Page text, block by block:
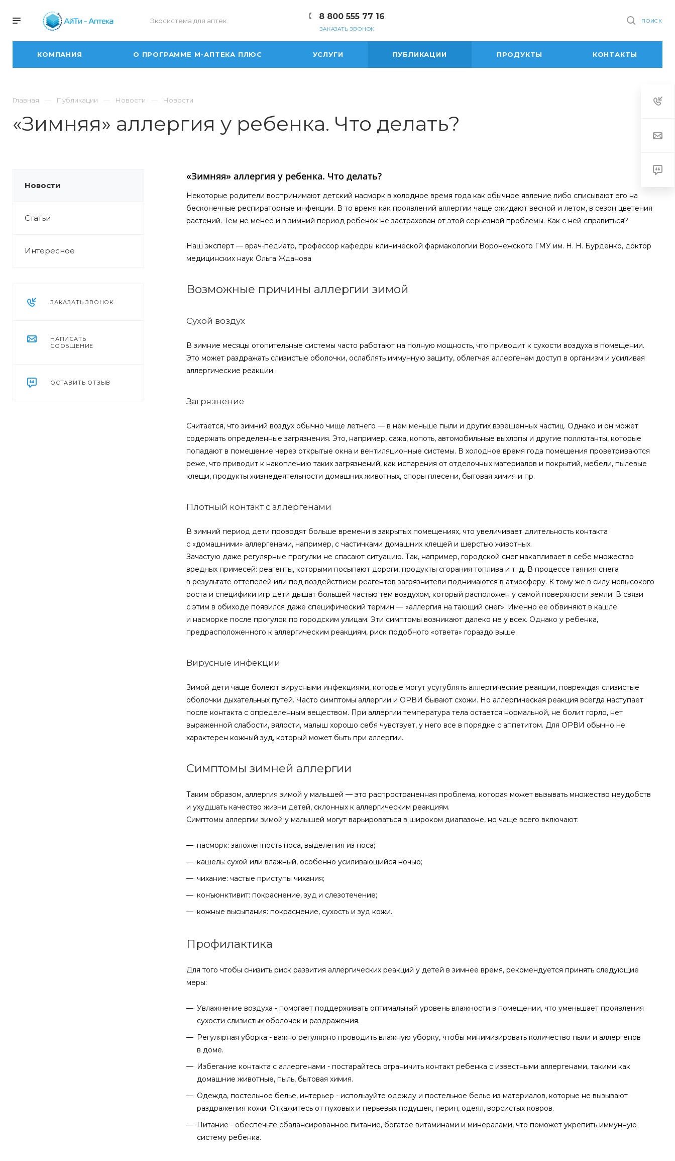
Экосистема для аптек 8 800 555 77 16
ЗАКАЗАТЬ ЗВОНОК
ПОИСК
КОМПАНИЯ О ПРОГРАММЕ М-АПТЕКА ПЛЮС УСЛУГИ ПУБЛИКАЦИИ ПРОДУКТЫ КОНТАКТЫ
Главная Публикации Новости Новости
«Зимняя» аллергия у ребенка. Что делать?
Новости
Статьи
Интересное
ЗАКАЗАТЬ ЗВОНОК
НАПИСАТЬ
СООБЩЕНИЕ
ОСТАВИТЬ ОТЗЫВ
«Зимняя» аллергия у ребенка. Что делать?
Некоторые родители воспринимают детский насморк в холодное время года как обычное явление либо списывают его на
бесконечные респираторные инфекции. В то время как проявлений аллергии чаще ожидают весной и летом, в сезон цветения
растений. Тем не менее и в зимний период ребенок не застрахован от этой серьезной проблемы. Как с ней справиться?
Наш эксперт — врач-педиатр, профессор кафедры клинической фармакологии Воронежского ГМУ им. Н. Н. Бурденко, доктор
медицинских наук Ольга Жданова
Возможные причины аллергии зимой
Сухой воздух
В зимние месяцы отопительные системы часто работают на полную мощность, что приводит к сухости воздуха в помещении.
Это может раздражать слизистые оболочки, ослаблять иммунную защиту, облегчая аллергенам доступ в организм и усиливая
аллергические реакции.
Загрязнение
Считается, что зимний воздух обычно чище летнего — в нем меньше пыли и других взвешенных частиц. Однако и он может
содержать определенные загрязнения. Это, например, сажа, копоть, автомобильные выхлопы и другие поллютанты, которые
попадают в помещение через открытые окна и вентиляционные системы. В холодное время года помещения проветриваются
реже, что приводит к накоплению таких загрязнений, как испарения от отделочных материалов и покрытий, мебели, пылевые
клещи, продукты жизнедеятельности домашних животных, споры плесени, бытовая химия и пр.
Плотный контакт с аллергенами
В зимний период дети проводят больше времени в закрытых помещениях, что увеличивает длительность контакта
с «домашними» аллергенами, например, с частичками домашних клещей и шерстью животных.
Зачастую даже регулярные прогулки не спасают ситуацию. Так, например, городской снег накапливает в себе множество
вредных примесей: реагенты, которыми посыпают дороги, продукты сгорания топлива и т. д. В процессе таяния снега
в результате оттепелей или под воздействием реагентов загрязнители поднимаются в атмосферу. К тому же в силу невысокого
роста и специфики игр дети дышат большей частью тем воздухом, который расположен у самой поверхности земли. В связи
с этим в обиходе появился даже специфический термин — «аллергия на тающий снег». Именно ее обвиняют в кашле
и насморке после прогулок по городским улицам. Эти симптомы возникают далеко не у всех. Однако у ребенка,
предрасположенного к аллергическим реакциям, риск подобного «ответа» гораздо выше.
Вирусные инфекции
Зимой дети чаще болеют вирусными инфекциями, которые могут усугублять аллергические реакции, повреждая слизистые
оболочки дыхательных путей. Часто симптомы аллергии и ОРВИ бывают схожи. Но аллергическая реакция всегда наступает
после контакта с определенным веществом. При аллергии температура тела остается нормальной, не болит горло, нет
выраженной слабости, вялости, малыш хорошо себя чувствует, у него все в порядке с аппетитом. Для ОРВИ обычно не
характерен кожный зуд, который может быть при аллергии.
Симптомы зимней аллергии
Таким образом, аллергия зимой у малышей — это распространенная проблема, которая может вызывать множество неудобств
и ухудшать качество жизни детей, склонных к аллергическим реакциям.
Симптомы аллергии зимой у малышей могут варьироваться в широком диапазоне, но чаще всего включают:
насморк: заложенность носа, выделения из носа;
кашель: сухой или влажный, особенно усиливающийся ночью;
чихание: частые приступы чихания;
конъюнктивит: покраснение, зуд и слезотечение;
кожные высыпания: покраснение, сухость и зуд кожи.
Профилактика
Для того чтобы снизить риск развития аллергических реакций у детей в зимнее время, рекомендуется принять следующие
меры:
Увлажнение воздуха - помогает поддерживать оптимальный уровень влажности в помещении, что уменьшает проявления
сухости слизистых оболочек и раздражения.
Регулярная уборка - важно регулярно проводить влажную уборку, чтобы минимизировать количество пыли и аллергенов
в доме.
Избегание контакта с аллергенами - постарайтесь ограничить контакт ребенка с известными аллергенами, такими как
домашние животные, пыль, бытовая химия.
Одежда, постельное белье, интерьер - используйте одежду и постельное белье из материалов, которые не вызывают
раздражения кожи. Откажитесь от пуховых и перьевых подушек, перин, одеял, ворсистых ковров.
Питание - обеспечьте сбалансированное питание, богатое витаминами и минералами, что поможет укрепить иммунную
систему ребенка.